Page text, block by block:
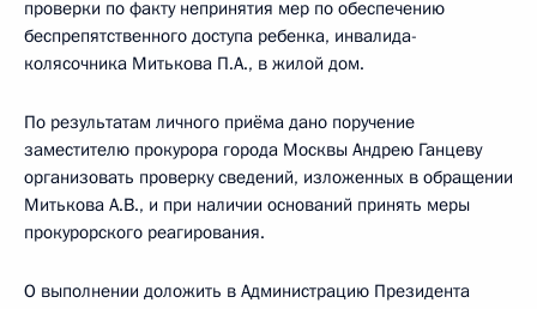
проверки по факту непринятия мер по обеспечению
беспрепятственного доступа ребенка, инвалида-
колясочника Митькова П.А., в жилой дом.
По результатам личного приёма дано поручение
заместителю прокурора города Москвы Андрею Ганцеву
организовать проверку сведений, изложенных в обращении
Митькова А.В., и при наличии оснований принять меры
прокурорского реагирования.
О выполнении доложить в Администрацию Президента